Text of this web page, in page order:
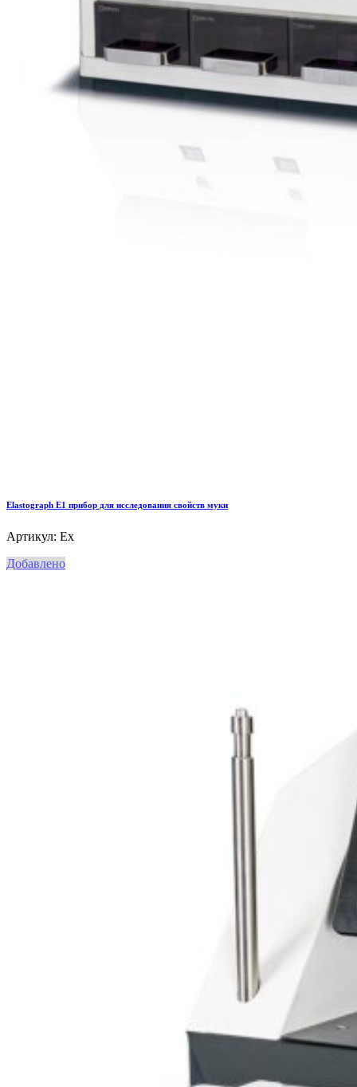
Elastograph E1 прибор для исследования свойств муки
Артикул: Ex
Добавлено